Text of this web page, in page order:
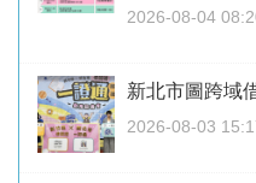
2026-08-04
新北市圖跨域
2026-08-03